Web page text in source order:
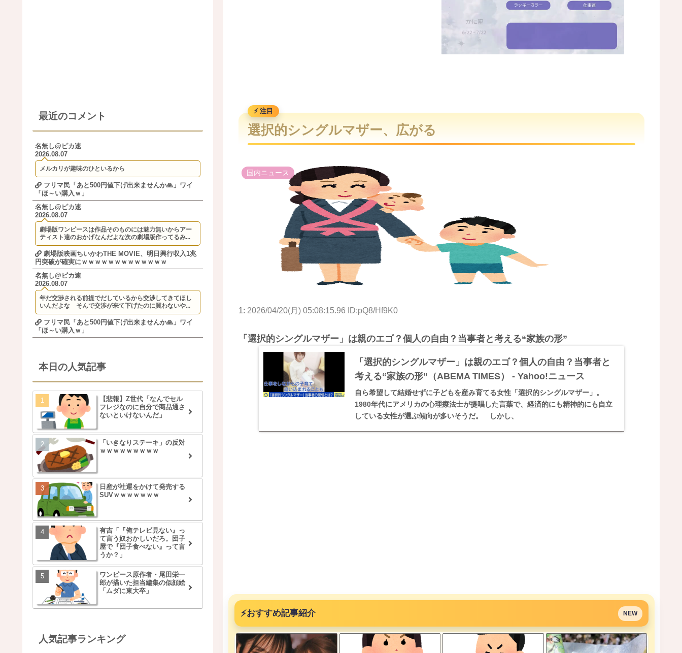
選択的シングルマザー、広がる
国内ニュース
1: 2026/04/20(月) 05:08:15.96 ID:pQ8/Hf9K0
「選択的シングルマザー」は親のエゴ？個人の自由？当事者と考える“家族の形”
「選択的シングルマザー」は親のエゴ？個人の自由？当事者と
考える“家族の形”（ABEMA TIMES） - Yahoo!ニュース
自ら希望して結婚せずに子どもを産み育てる女性「選択的シングルマザー」。
1980年代にアメリカの心理療法士が提唱した言葉で、経済的にも精神的にも自立
している女性が選ぶ傾向が多いそうだ。 しかし、
⚡おすすめ記事紹介 NEW
最近のコメント
名無し@ピカ速
2026.08.07
メルカリが趣味のひといるから
フリマ民「あと500円値下げ出来ませんか🙏」ワイ
「ほ～い購入ｗ」
名無し@ピカ速
2026.08.07
劇場版ワンピースは作品そのものには魅力無いからアー
ティスト達のおかげなんだよな次の劇場版作ってるみ...
劇場版映画ちいかわTHE MOVIE、明日興行収入1兆
円突破が確実にｗｗｗｗｗｗｗｗｗｗｗｗｗ
名無し@ピカ速
2026.08.07
年だ交渉される前提でだしているから交渉してきてほし
いんだよな そんで交渉が来て下げたのに買わないや...
フリマ民「あと500円値下げ出来ませんか🙏」ワイ
「ほ～い購入ｗ」
本日の人気記事
【悲報】Z世代「なんでセル
フレジなのに自分で商品通さ
ないといけないんだ」
「いきなりステーキ」の反対
ｗｗｗｗｗｗｗｗｗ
日産が社運をかけて発売する
SUVｗｗｗｗｗｗｗ
有吉「『俺テレビ見ない』っ
て言う奴おかしいだろ。団子
屋で『団子食べない』って言
うか？」
ワンピース原作者・尾田栄一
郎が描いた担当編集の似顔絵
「ムダに東大卒」
人気記事ランキング